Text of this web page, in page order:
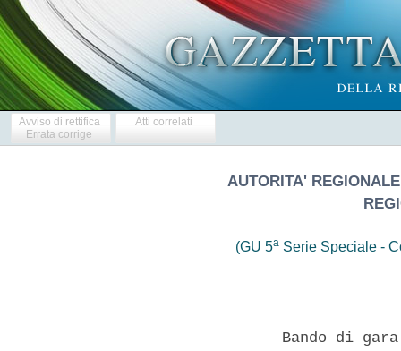
Avviso di rettifica
Errata corrige
Atti correlati
AUTORITA'
(GU 5a Serie Speciale -
Bando di